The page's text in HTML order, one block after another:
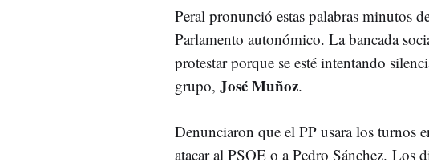
Peral pronunció estas palabras minutos
Parlamento autonómico. La bancada
protestar porque se esté intentando
grupo, José Muñoz.
Denunciaron que el PP usara los turnos
atacar al PSOE o a Pedro Sánchez. Los